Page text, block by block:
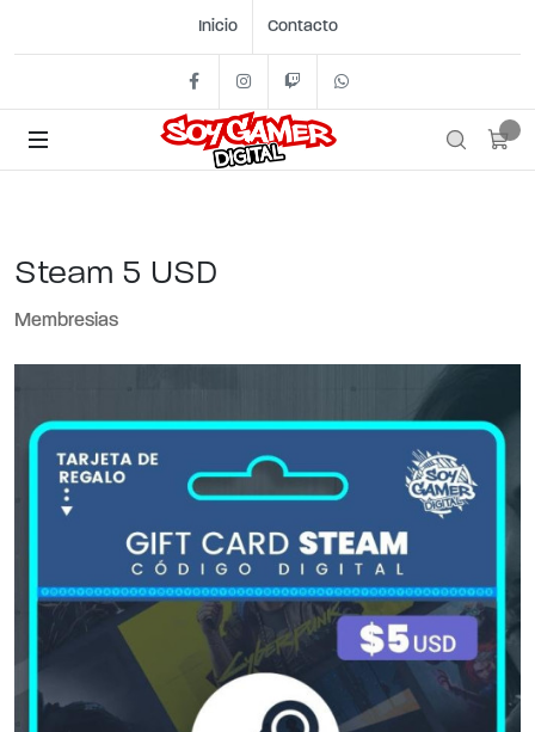
Inicio Contacto
FacebookInstagram
Twitch
Steam 5 USD
Membresias